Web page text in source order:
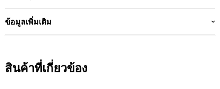
ข้อมูลเพิ่มเติม
สินค้าที่เกี่ยวข้อง